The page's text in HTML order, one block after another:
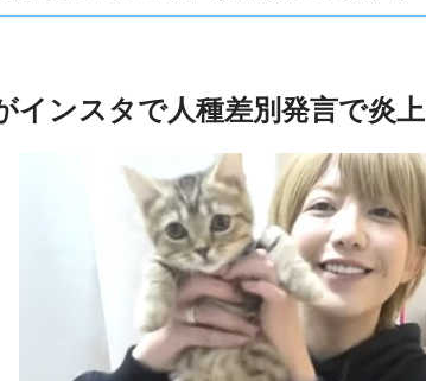
インスタで人種差別発言で炎上